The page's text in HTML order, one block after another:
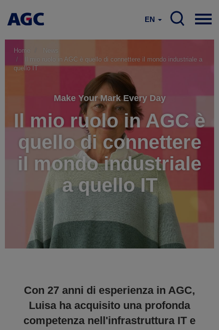
EN
Home
News
Il mio ruolo in AGC è quello di connettere il mondo industriale a
quello IT
Make Your Mark Every Day
Il mio ruolo in AGC è
quello di connettere
il mondo industriale
a quello IT
Con 27 anni di esperienza in AGC,
Luisa ha acquisito una profonda
competenza nell'infrastruttura IT e